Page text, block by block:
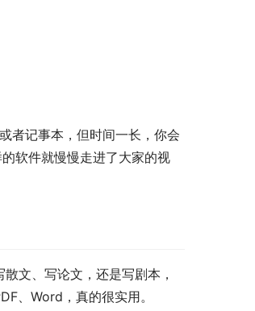
者记事本，但时间一长，你会
软件就慢慢走进了大家的视
文、写论文，还是写剧本，
、Word，真的很实用。